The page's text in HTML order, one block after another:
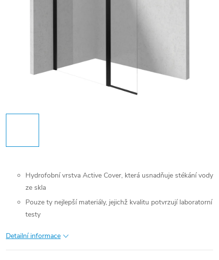
Hydrofobní vrstva Active Cover, která usnadňuje stékání vody
ze skla
Pouze ty nejlepší materiály, jejichž kvalitu potvrzují laboratorní
testy
Detailní informace